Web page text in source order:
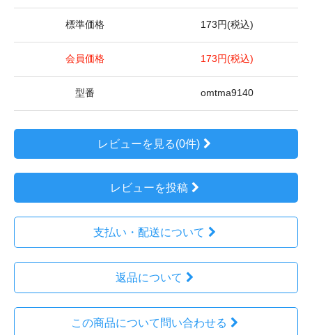
標準価格 173円(税込)
会員価格 173円(税込)
型番 omtma9140
レビューを見る(0件)
レビューを投稿
支払い・配送について
返品について
この商品について問い合わせる